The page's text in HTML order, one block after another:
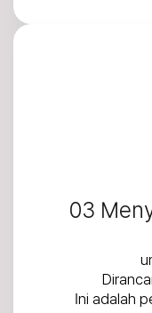
03
Ini adalah